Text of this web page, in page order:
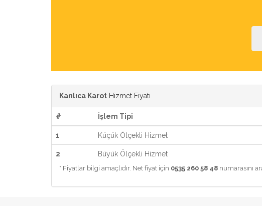
Kanlıca Karot Hizmet Fiyatı
# İşlem Tipi
1 Küçük Ölçekli Hizmet
2 Büyük Ölçekli Hizmet
* Fiyatlar bilgi amaçlıdır. Net fiyat için 0535 260 58 48 numarasını